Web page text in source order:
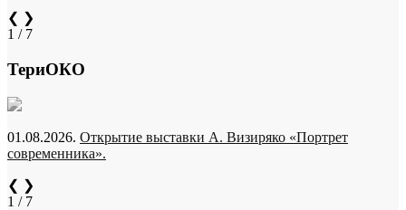
❮ ❯
1 / 7
ТериОКО
01.08.2026. Открытие выставки А. Визиряко «Портрет
современника».
❮ ❯
1 / 7